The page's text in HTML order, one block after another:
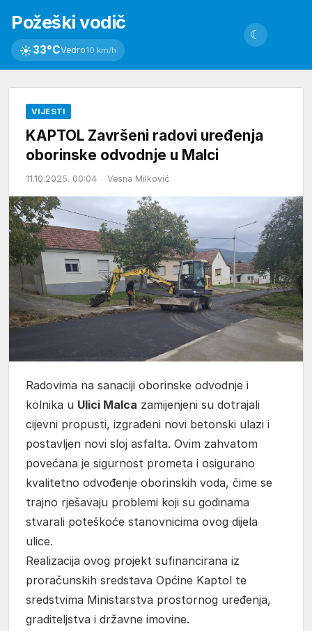
Požeški vodič
☀33°CVedro10 km/h
☾
VIJESTI
KAPTOL Završeni radovi uređenja
oborinske odvodnje u Malci
11.10.2025. 00:04 Vesna Milković
Radovima na sanaciji oborinske odvodnje i
kolnika u Ulici Malca zamijenjeni su dotrajali
cijevni propusti, izgrađeni novi betonski ulazi i
postavljen novi sloj asfalta. Ovim zahvatom
povećana je sigurnost prometa i osigurano
kvalitetno odvođenje oborinskih voda, čime se
trajno rješavaju problemi koji su godinama
stvarali poteškoće stanovnicima ovog dijela
ulice.
Realizacija ovog projekt sufinancirana iz
proračunskih sredstava Općine Kaptol te
sredstvima Ministarstva prostornog uređenja,
graditeljstva i državne imovine.